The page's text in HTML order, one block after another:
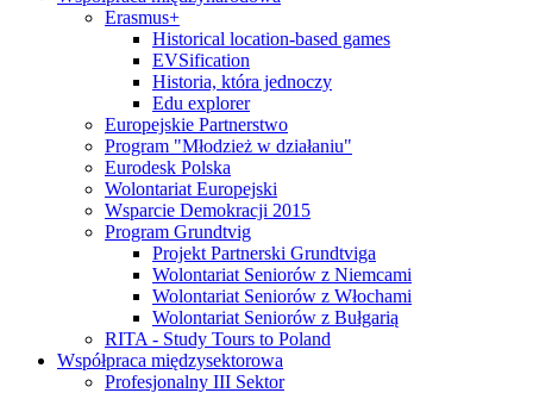
Erasmus+
Historical location-based games
EVSification
Historia, która jednoczy
Edu explorer
Europejskie Partnerstwo
Program "Młodzież w działaniu"
Eurodesk Polska
Wolontariat Europejski
Wsparcie Demokracji 2015
Program Grundtvig
Projekt Partnerski Grundtviga
Wolontariat Seniorów z Niemcami
Wolontariat Seniorów z Włochami
Wolontariat Seniorów z Bułgarią
RITA - Study Tours to Poland
Współpraca międzysektorowa
Profesjonalny III Sektor